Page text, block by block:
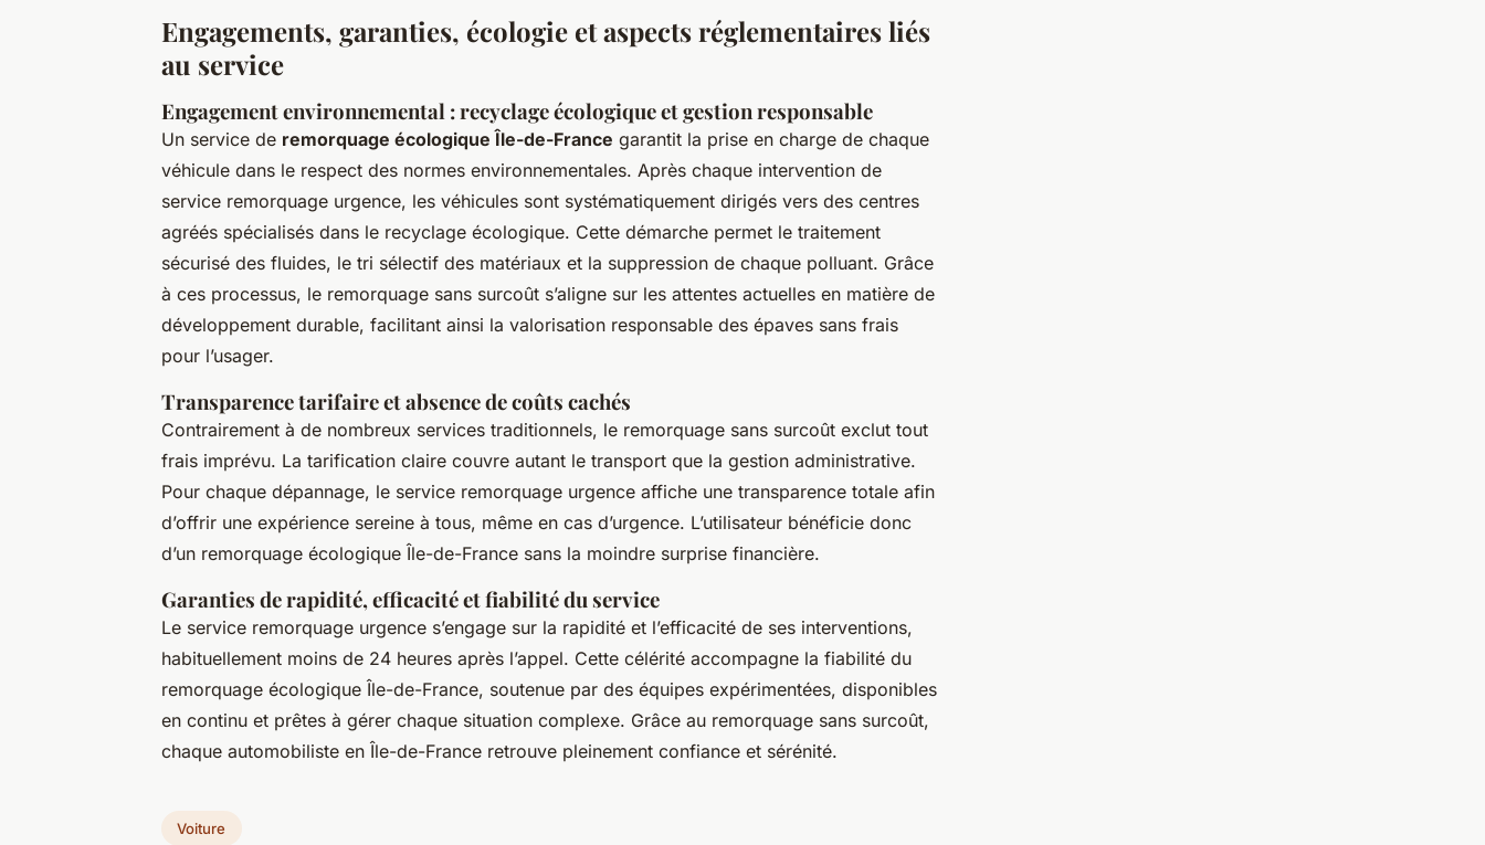
Engagements, garanties, écologie et aspects réglementaires liés
au service
Engagement environnemental : recyclage écologique et gestion responsable
Un service de remorquage écologique Île-de-France garantit la prise en charge de chaque
véhicule dans le respect des normes environnementales. Après chaque intervention de
service remorquage urgence, les véhicules sont systématiquement dirigés vers des centres
agréés spécialisés dans le recyclage écologique. Cette démarche permet le traitement
sécurisé des fluides, le tri sélectif des matériaux et la suppression de chaque polluant. Grâce
à ces processus, le remorquage sans surcoût s’aligne sur les attentes actuelles en matière de
développement durable, facilitant ainsi la valorisation responsable des épaves sans frais
pour l’usager.
Transparence tarifaire et absence de coûts cachés
Contrairement à de nombreux services traditionnels, le remorquage sans surcoût exclut tout
frais imprévu. La tarification claire couvre autant le transport que la gestion administrative.
Pour chaque dépannage, le service remorquage urgence affiche une transparence totale afin
d’offrir une expérience sereine à tous, même en cas d’urgence. L’utilisateur bénéficie donc
d’un remorquage écologique Île-de-France sans la moindre surprise financière.
Garanties de rapidité, efficacité et fiabilité du service
Le service remorquage urgence s’engage sur la rapidité et l’efficacité de ses interventions,
habituellement moins de 24 heures après l’appel. Cette célérité accompagne la fiabilité du
remorquage écologique Île-de-France, soutenue par des équipes expérimentées, disponibles
en continu et prêtes à gérer chaque situation complexe. Grâce au remorquage sans surcoût,
chaque automobiliste en Île-de-France retrouve pleinement confiance et sérénité.
Voiture